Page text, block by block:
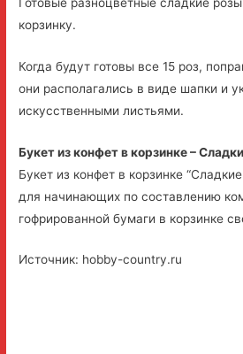
корзинку.
Когда будут готовы все 15 роз,
они располагались в виде шапки и
искусственными листьями.
Букет из конфет в корзинке –
Букет из конфет в корзинке
для начинающих по составлению
гофрированной бумаги в корзинке
Источник: hobby-country.ru